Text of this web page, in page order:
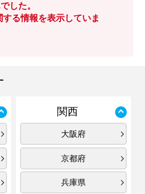
した。
する情報を表示していま
関西
大阪府
京都府
兵庫県